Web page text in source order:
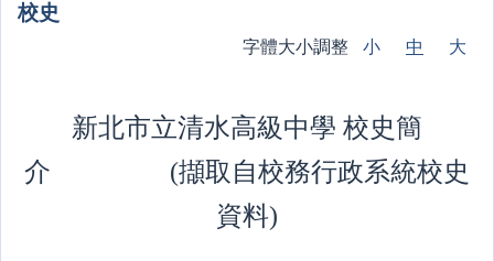
校史
字體大小調整 小 中 大
新北市立清水高級中學 校史簡
介 (擷取自校務行政系統校史
資料)